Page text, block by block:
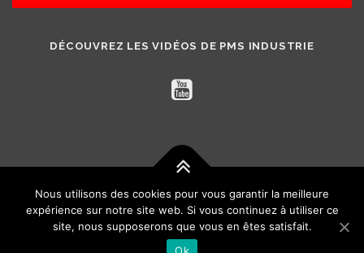
DÉCOUVREZ LES VIDÉOS DE PMS INDUSTRIE
Copyright © 2026 PMS Industrie - Notices d'utilisation à
télécharger–OnePressthème par FameThemes. Traduit par
Wp Trads.
Nous utilisons des cookies pour vous garantir la meilleure
expérience sur notre site web. Si vous continuez à utiliser ce
site, nous supposerons que vous en êtes satisfait.